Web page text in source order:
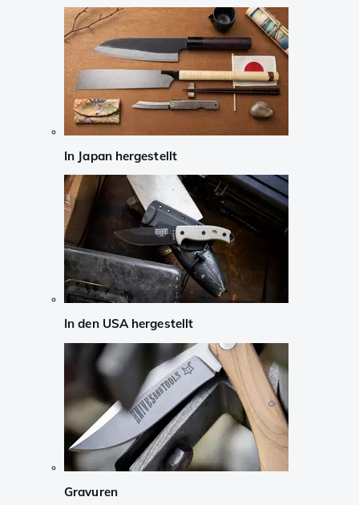
In Japan hergestellt
In den USA hergestellt
Gravuren